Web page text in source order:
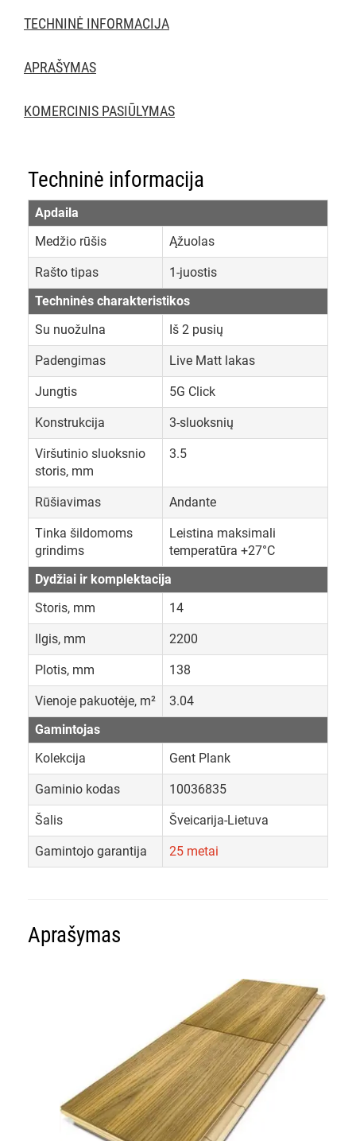
TECHNINĖ INFORMACIJA
APRAŠYMAS
KOMERCINIS PASIŪLYMAS
Techninė informacija
Apdaila
Medžio rūšis
Ąžuolas
Rašto tipas
1-juostis
Techninės charakteristikos
Su nuožulna
Iš 2 pusių
Padengimas Live Matt lakas
Jungtis 5G Click
Konstrukcija 3-sluoksnių
Viršutinio sluoksnio
storis, mm
3.5
Rūšiavimas Andante
Tinka šildomoms
grindims
Leistina maksimali
temperatūra +27°C
Dydžiai ir komplektacija
Storis, mm
14
Ilgis, mm 2200
Plotis, mm 138
Vienoje pakuotėje, m²
3.04
Gamintojas
Kolekcija
Gent Plank
Gaminio kodas 10036835
Šalis Šveicarija-Lietuva
Gamintojo garantija 25 metai
Aprašymas